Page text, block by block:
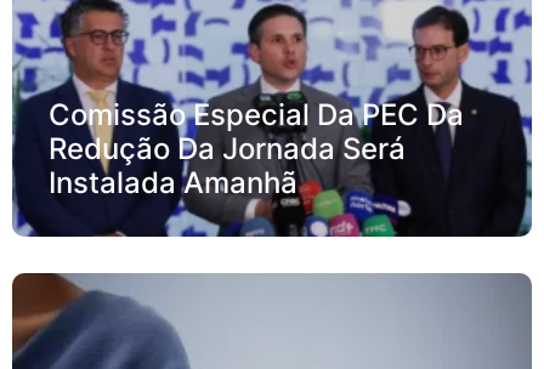
Comissão Especial Da PEC Da
Redução Da Jornada Será
Instalada Amanhã